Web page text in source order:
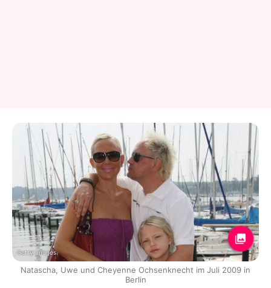
Getty Images
Natascha, Uwe und Cheyenne Ochsenknecht im Juli 2009 in
Berlin